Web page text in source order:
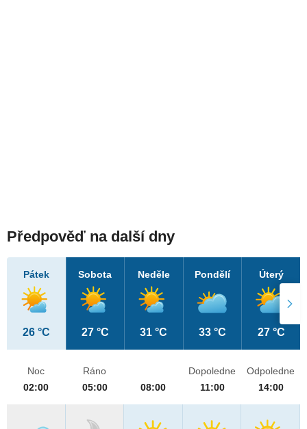
Předpověď na další dny
Pátek
26 °C
Sobota
27 °C
Neděle
31 °C
Pondělí
33 °C
Úterý
27 °C
Noc
02:00
Ráno
05:00
08:00
Dopoledne
11:00
Odpoledne
14:00